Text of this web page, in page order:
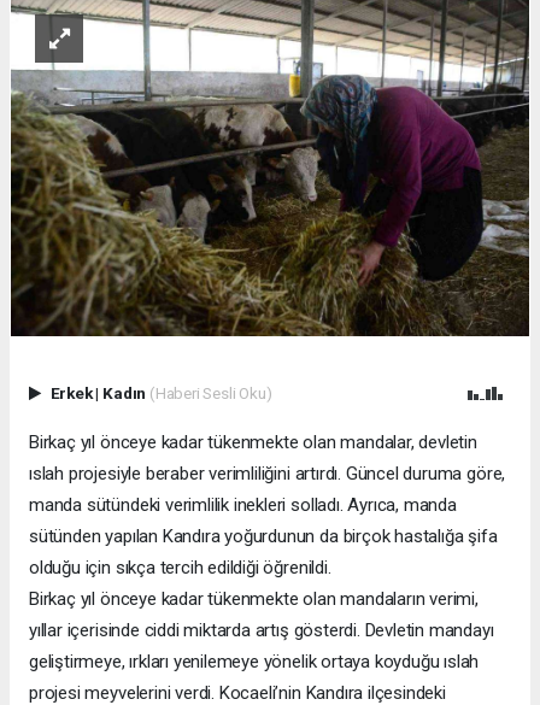
Erkek| Kadın (Haberi Sesli Oku)
Birkaç yıl önceye kadar tükenmekte olan mandalar, devletin
ıslah projesiyle beraber verimliliğini artırdı. Güncel duruma göre,
manda sütündeki verimlilik inekleri solladı. Ayrıca, manda
sütünden yapılan Kandıra yoğurdunun da birçok hastalığa şifa
olduğu için sıkça tercih edildiği öğrenildi.
Birkaç yıl önceye kadar tükenmekte olan mandaların verimi,
yıllar içerisinde ciddi miktarda artış gösterdi. Devletin mandayı
geliştirmeye, ırkları yenilemeye yönelik ortaya koyduğu ıslah
projesi meyvelerini verdi. Kocaeli’nin Kandıra ilçesindeki